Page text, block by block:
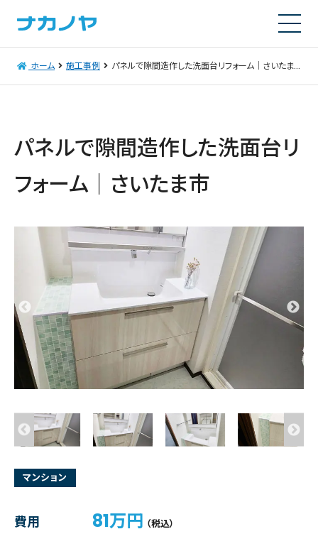
ホーム 施工事例 パネルで隙間造作した洗面台リフォーム｜さいたま市
パネルで隙間造作した洗面台リ
フォーム｜さいたま市
マンション
費用 81万円 （税込）